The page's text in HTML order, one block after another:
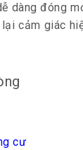
dàng đóng
cảm giác